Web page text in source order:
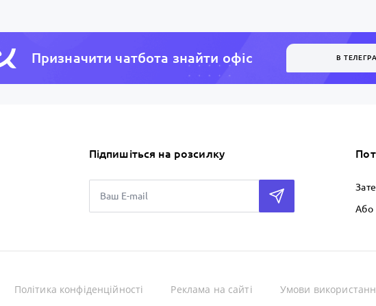
Призначити чатбота знайти офiс В
Підпишіться на розсилку
Або
Політика конфіденційності Реклама на сайті Умови